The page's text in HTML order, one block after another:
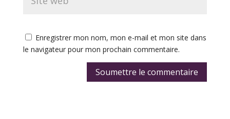
Enregistrer mon nom, mon e-mail et mon site dans
le navigateur pour mon prochain commentaire.
Soumettre le commentaire